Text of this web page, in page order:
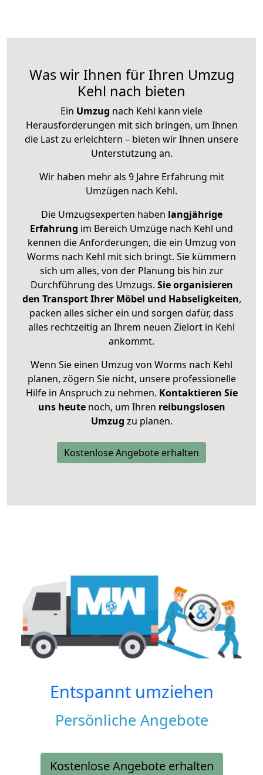
Was wir Ihnen für Ihren Umzug
Kehl nach bieten
Ein Umzug nach Kehl kann viele
Herausforderungen mit sich bringen, um Ihnen
die Last zu erleichtern – bieten wir Ihnen unsere
Unterstützung an.
Wir haben mehr als 9 Jahre Erfahrung mit
Umzügen nach Kehl.
Die Umzugsexperten haben langjährige
Erfahrung im Bereich Umzüge nach Kehl und
kennen die Anforderungen, die ein Umzug von
Worms nach Kehl mit sich bringt. Sie kümmern
sich um alles, von der Planung bis hin zur
Durchführung des Umzugs. Sie organisieren
den Transport Ihrer Möbel und Habseligkeiten,
packen alles sicher ein und sorgen dafür, dass
alles rechtzeitig an Ihrem neuen Zielort in Kehl
ankommt.
Wenn Sie einen Umzug von Worms nach Kehl
planen, zögern Sie nicht, unsere professionelle
Hilfe in Anspruch zu nehmen. Kontaktieren Sie
uns heutenoch, um Ihren reibungslosen
Umzug zu planen.
Kostenlose Angebote erhalten
Entspannt umziehen
Persönliche Angebote
Kostenlose Angebote erhalten